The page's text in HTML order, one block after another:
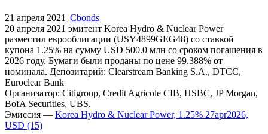
21 апреля 2021 Cbonds
20 апреля 2021 эмитент Korea Hydro & Nuclear Power
разместил еврооблигации (USY4899GEG48) cо ставкой
купона 1.25% на сумму USD 500.0 млн со сроком погашения в
2026 году. Бумаги были проданы по цене 99.388% от
номинала. Депозитарий: Clearstream Banking S.A., DTCC,
Euroclear Bank
Организатор: Citigroup, Credit Agricole CIB, HSBC, JP Morgan,
BofA Securities, UBS.
Эмиссия — Korea Hydro & Nuclear Power, 1.25% 27apr2026,
USD (15)